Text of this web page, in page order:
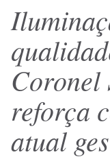
Coronel
reforça
atual